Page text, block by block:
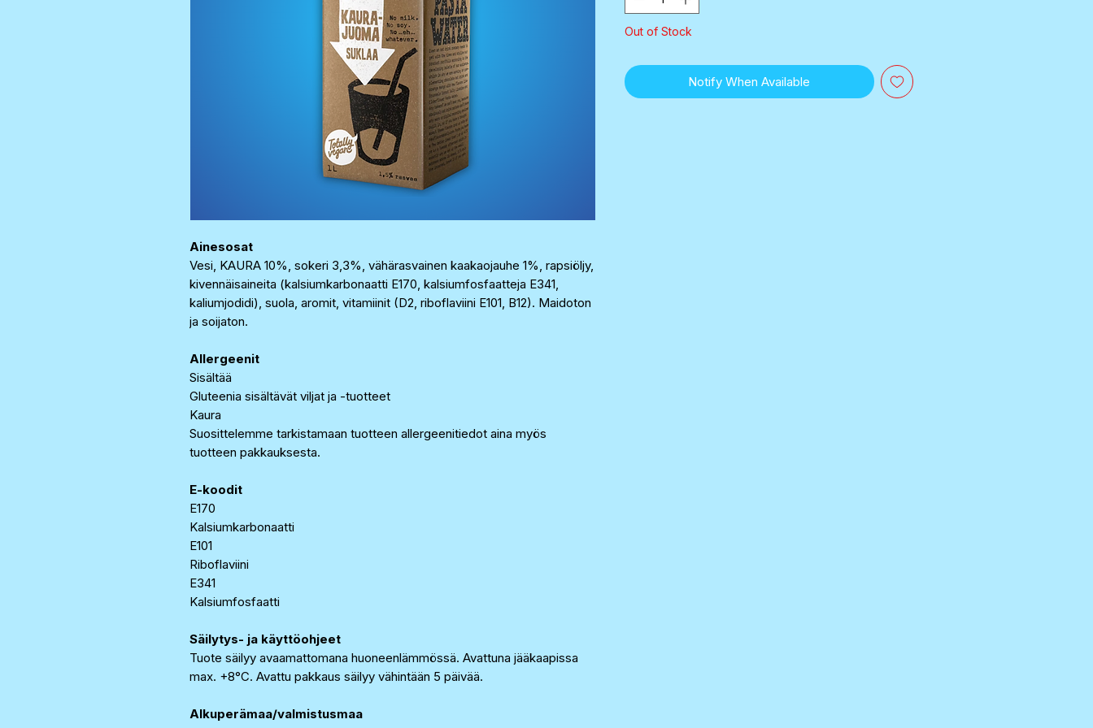
Ainesosat
Vesi, KAURA 10%, sokeri 3,3%, vähärasvainen kaakaojauhe 1%, rapsiöljy,
kivennäisaineita (kalsiumkarbonaatti E170, kalsiumfosfaatteja E341,
kaliumjodidi), suola, aromit, vitamiinit (D2, riboflaviini E101, B12). Maidoton
ja soijaton.
Allergeenit
Sisältää
Gluteenia sisältävät viljat ja -tuotteet
Kaura
Suosittelemme tarkistamaan tuotteen allergeenitiedot aina myös
tuotteen pakkauksesta.
E-koodit
E170
Kalsiumkarbonaatti
E101
Riboflaviini
E341
Kalsiumfosfaatti
Säilytys- ja käyttöohjeet
Tuote säilyy avaamattomana huoneenlämmössä. Avattuna jääkaapissa
max. +8°C. Avattu pakkaus säilyy vähintään 5 päivää.
Alkuperämaa/valmistusmaa
Out of Stock
Notify When Available